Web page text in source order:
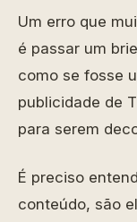
Um erro que
é passar um
como se fosse
publicidade de
para serem
É preciso
conteúdo, são